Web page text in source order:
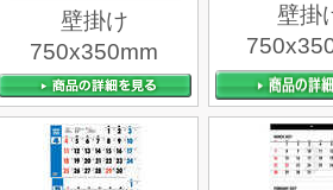
壁掛け
750x350mm
壁掛